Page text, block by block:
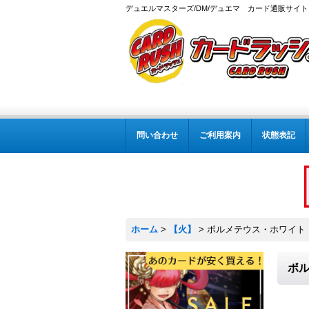
デュエルマスターズ/DM/デュエマ カード通販サイト
問い合わせ ご利用案内 状態表記
ホーム > 【火】 > ボルメテウス・ホワイ
ボ